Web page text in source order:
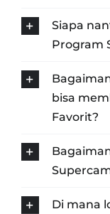
Siapa
Program
bisa
Favorit?
Di mana